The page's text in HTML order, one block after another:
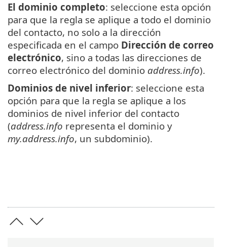
El dominio completo: seleccione esta opción
para que la regla se aplique a todo el dominio
del contacto, no solo a la dirección
especificada en el campo Dirección de correo
electrónico, sino a todas las direcciones de
correo electrónico del dominio address.info).
Dominios de nivel inferior: seleccione esta
opción para que la regla se aplique a los
dominios de nivel inferior del contacto
(address.info representa el dominio y
my.address.info, un subdominio).